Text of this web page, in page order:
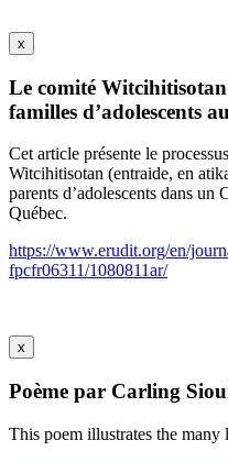
x
Le comité
familles d’adolescents
Cet article présente le
Witcihitisotan (entraide, en
parents d’adolescents dans un
Québec.
https://www.erudit.org/en/
fpcfr06311/1080811ar/
x
Poème par Carling
This poem illustrates the many